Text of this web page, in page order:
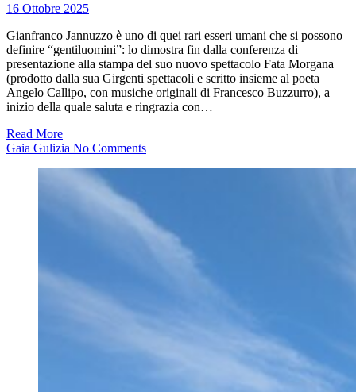
16 Ottobre 2025
Gianfranco Jannuzzo è uno di quei rari esseri umani che si possono
definire “gentiluomini”: lo dimostra fin dalla conferenza di
presentazione alla stampa del suo nuovo spettacolo Fata Morgana
(prodotto dalla sua Girgenti spettacoli e scritto insieme al poeta
Angelo Callipo, con musiche originali di Francesco Buzzurro), a
inizio della quale saluta e ringrazia con…
Read More
Gaia Gulizia No Comments